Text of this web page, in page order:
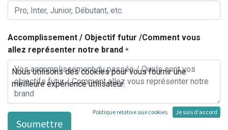
Accomplissement / Objectif futur /Comment vous
allez représenter notre brand *
Soumettre
Nous utilisons des cookies pour vous fournir une
meilleure expérience utilisateur.
Politique relative aux cookies Je suis d'accord